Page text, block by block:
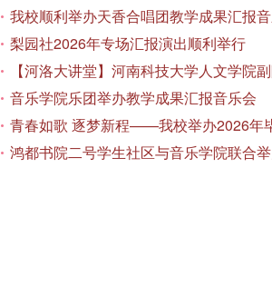
我校顺利举办天香合唱团教学成果汇报
梨园社2026年专场汇报演出顺利举行
音乐学院乐团举办教学成果汇报音乐会
青春如歌 逐梦新程——我校举办2026年